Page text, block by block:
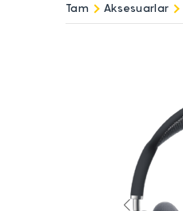
Tam Aksesuarlar